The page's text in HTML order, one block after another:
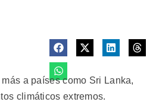
a países como Sri Lanka,
climáticos extremos.